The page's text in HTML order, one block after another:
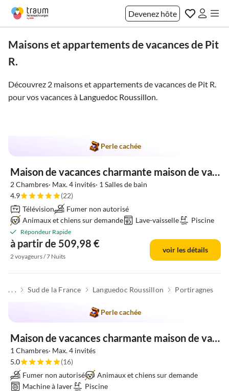
Devenez hôte
Maisons et appartements de vacances de Pit
R.
Découvrez 2 maisons et appartements de vacances de Pit R.
pour vos vacances à Languedoc Roussillon.
Perle cachée
Maison de vacances charmante maison de vacances 1 à proximité de la plage
2 Chambres· Max. 4 invités· 1 Salles de bain
4.9
(22)
Télévision
Fumer non autorisé
Animaux et chiens sur demande
Lave-vaisselle Piscine
Répondeur Rapide
à partir de 509,98 €
2 voyageurs / 7 Nuits
voir les détails
. . . Sud de la France Languedoc Roussillon Portiragnes
Perle cachée
Maison de vacances charmante maison de vacances 2 à proximité de la plage
1 Chambres· Max. 4 invités
5.0
(16)
Fumer non autorisé
Animaux et chiens sur demande
Machine à laver
Piscine